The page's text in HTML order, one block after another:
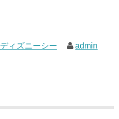
ディズニーシー admin